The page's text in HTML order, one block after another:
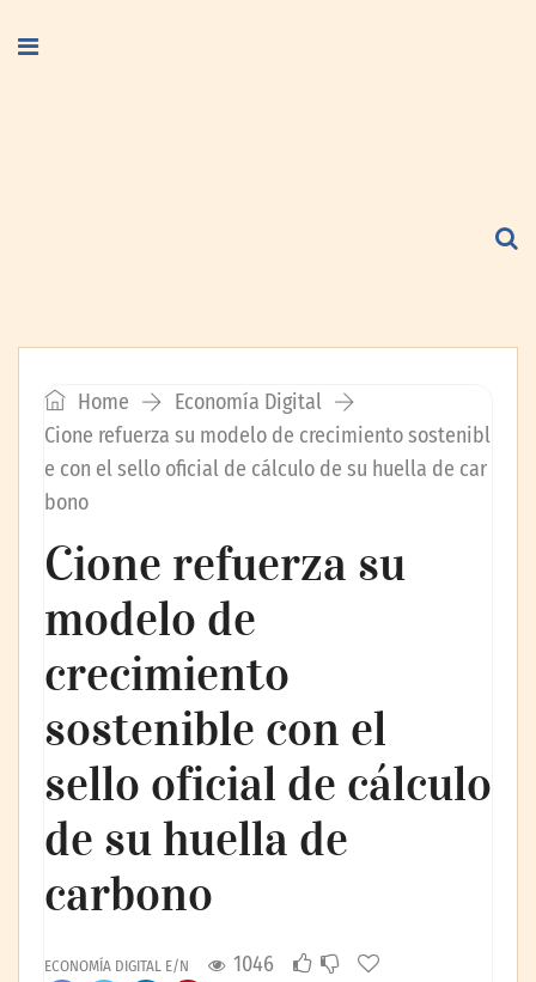
Home
Economía Digital
Cione refuerza su modelo de crecimiento sostenibl
e con el sello oficial de cálculo de su huella de car
bono
Cione refuerza su
modelo de
crecimiento
sostenible con el
sello oficial de cálculo
de su huella de
carbono
ECONOMÍA DIGITAL E/N 1046